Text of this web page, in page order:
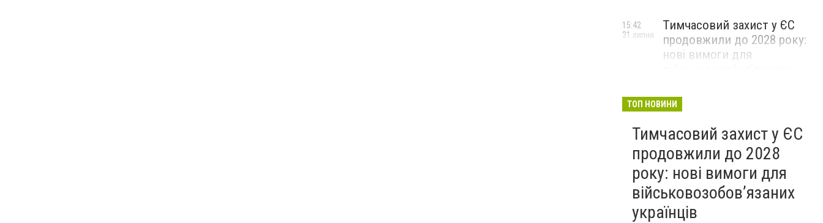
Тимчасовий захист у ЄС
продовжили до 2028 року:
нові вимоги для
15:42
31 липня
ТОП НОВИНИ
Тимчасовий захист у ЄС
продовжили до 2028
року: нові вимоги для
військовозобов’язаних
українців